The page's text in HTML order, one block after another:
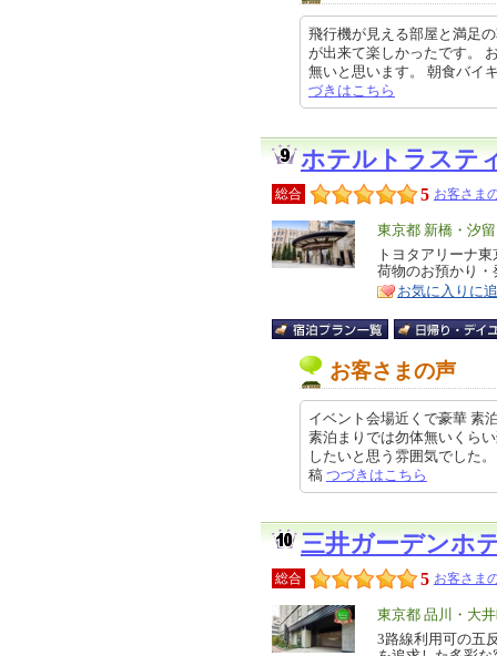
飛行機が見える部屋と満足
が出来て楽しかったです。
無いと思います。 朝食バ
づきはこちら
ホテルトラステ
総合 5 お客さま
エ
リ
ア
東京都 新橋・汐
特
徴
トヨタアリーナ
荷物のお預かり・
お気に入りに
お客さまの声
イベント会場近くで豪華 素
素泊まりでは勿体無いくら
したいと思う雰囲気でした
稿 つづきはこちら
三井ガーデンホ
総合 5 お客さま
エ
リ
東京都 品川・大
特
3路線利用可の五